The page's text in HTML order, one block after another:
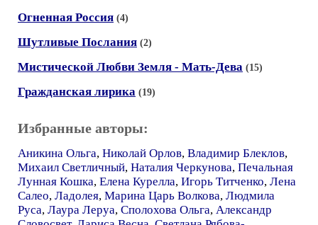
Огненная Россия (4)
Шутливые Послания (2)
Мистической Любви Земля - Мать-Дева (15)
Гражданская лирика (19)
Избранные авторы:
Аникина Ольга, Николай Орлов, Владимир Блеклов,
Михаил Светличный, Наталия Черкунова, Печальная
Лунная Кошка, Елена Курелла, Игорь Титченко, Лена
Салео, Ладолея, Марина Царь Волкова, Людмила
Руса, Лаура Леруа, Сполохова Ольга, Александр